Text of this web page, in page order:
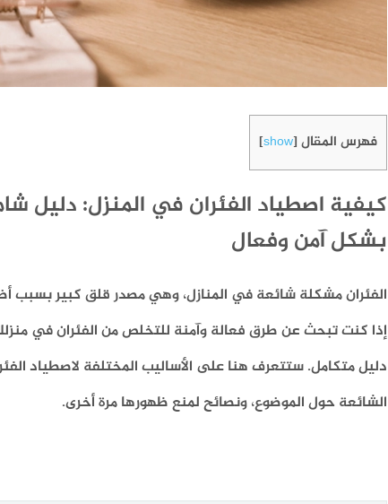
فهرس المقال [
show
]
كيفية اصطياد الفئران في المنزل: دليل
بشكل آمن وفعال
الفئران مشكلة شائعة في المنازل، وهي مصدر قلق كبير بسبب
إذا كنت تبحث عن طرق فعالة وآمنة للتخلص من الفئران في
دليل متكامل. ستتعرف هنا على الأساليب المختلفة لاصطياد
الشائعة حول الموضوع، ونصائح لمنع ظهورها مرة أخرى.